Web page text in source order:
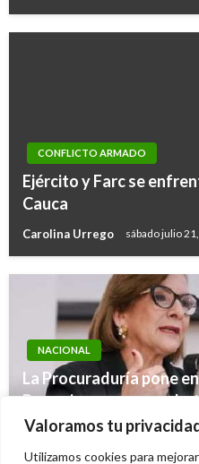
Valoramos tu
Utilizamos cookies para
CONFLICTO ARMADO
Ejército y Farc se
Cauca
Carolina Urrego sábado julio
NACIONAL
La Procuraduría pone
Promujeres para
genero y brindar apoyo